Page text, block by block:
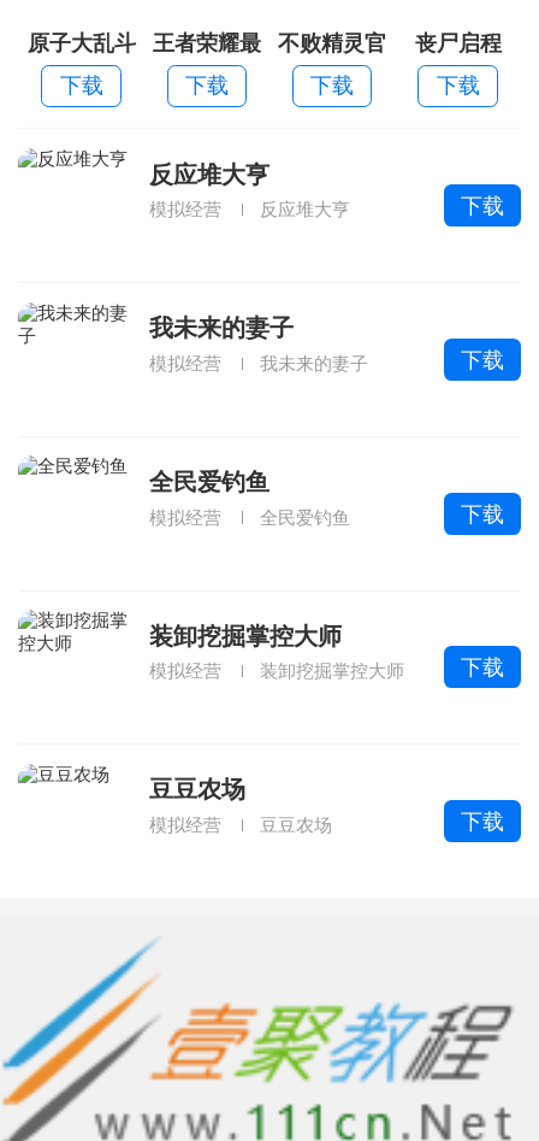
原子大乱斗
下载
王者荣耀最
新版本
下载
不败精灵官
方版
下载
丧尸启程
下载
反应堆大亨
模拟经营 反应堆大亨 下载
我未来的妻子
模拟经营 我未来的妻子 下载
全民爱钓鱼
模拟经营 全民爱钓鱼 下载
装卸挖掘掌控大师
模拟经营 装卸挖掘掌控大师 下载
豆豆农场
模拟经营 豆豆农场 下载